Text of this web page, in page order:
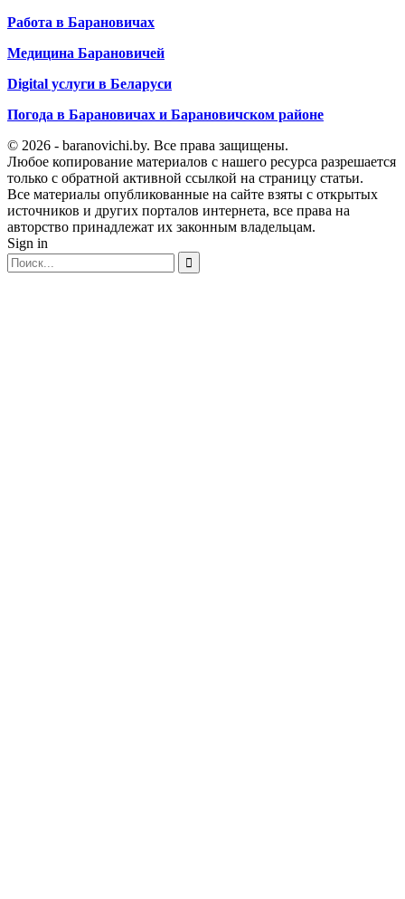
Работа в Барановичах
Медицина Барановичей
Digital услуги в Беларуси
Погода в Барановичах и Барановичском районе
© 2026 - baranovichi.by. Все права защищены.
Любое копирование материалов с нашего ресурса разрешается
только с обратной активной ссылкой на страницу статьи.
Все материалы опубликованные на сайте взяты с открытых
источников и других порталов интернета, все права на
авторство принадлежат их законным владельцам.
Sign in